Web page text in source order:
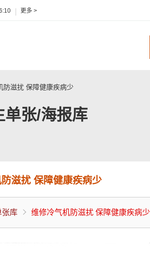
更多 >
防滋扰 保障健康疾病少
单张/海报库
滋扰 保障健康疾病少
张库 维修冷气机防滋扰 保障健康疾病少